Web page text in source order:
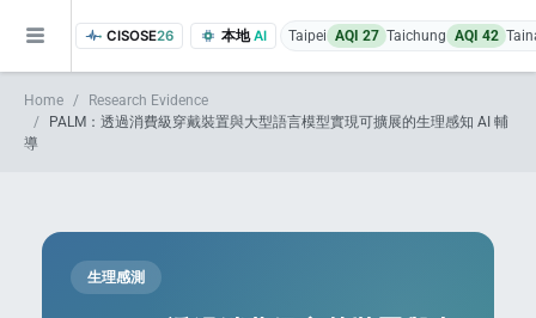
research findings, in addition to the course project website and
CISOSE26 本地AI Taipei AQI 27 Taichung AQI 42
Home
Research Evidence
PALM：透過消費級穿戴裝置與大型語言模型實現可擴展的生理感知 AI 輔
導
生理感測